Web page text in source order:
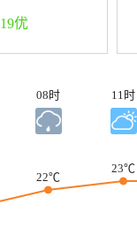
19优
08时 11时
22℃
23℃